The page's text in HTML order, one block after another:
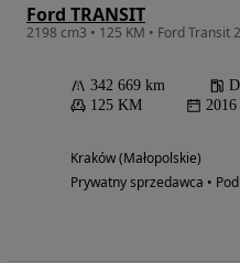
Ford TRANSIT
2198 cm3 • 125 KM • Ford Transit
342 669 km
125 KM
2016
Kraków (Małopolskie)
Prywatny sprzedawca •